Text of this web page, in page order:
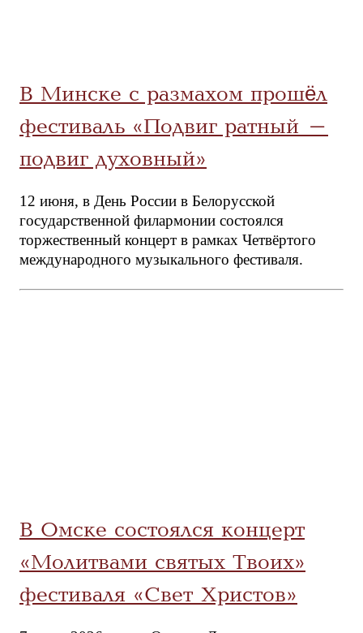
В Минске с размахом прошёл
фестиваль «Подвиг ратный –
подвиг духовный»
12 июня, в День России в Белорусской
государственной филармонии состоялся
торжественный концерт в рамках Четвёртого
международного музыкального фестиваля.
В Омске состоялся концерт
«Молитвами святых Твоих»
фестиваля «Свет Христов»